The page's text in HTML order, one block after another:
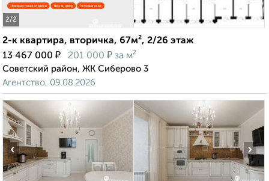
2/2
2-к квартира, вторичка, 67м², 2/26 этаж
13 467 000 ₽ 201 000 ₽ за м²
Советский район, ЖК Сиберово 3
Агентство, 09.08.2026
‹ ›